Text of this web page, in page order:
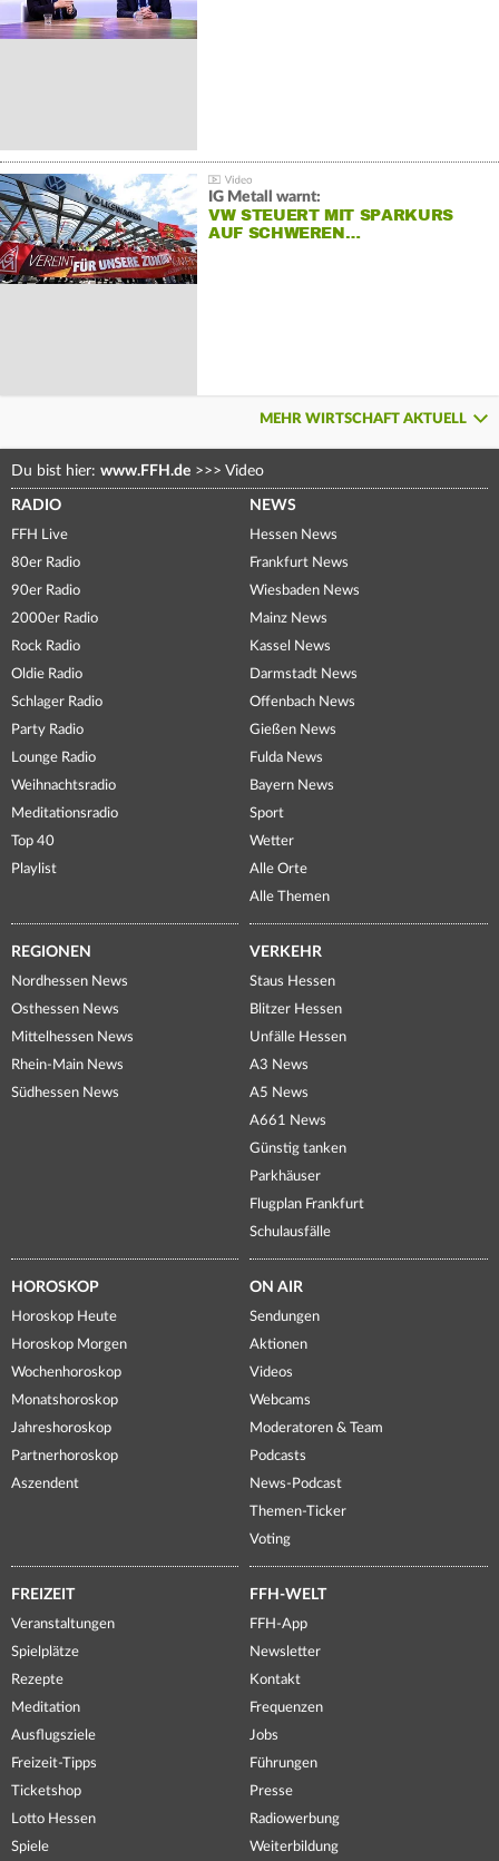
IG Metall warnt:
VW STEUERT MIT SPARKURS
AUF SCHWEREN…
MEHR WIRTSCHAFT AKTUELL
Du bist hier: www.FFH.de >>> Video
RADIO
FFH Live
80er Radio
90er Radio
2000er Radio
Rock Radio
Oldie Radio
Schlager Radio
Party Radio
Lounge Radio
Weihnachtsradio
Meditationsradio
Top 40
Playlist
NEWS
Hessen News
Frankfurt News
Wiesbaden News
Mainz News
Kassel News
Darmstadt News
Offenbach News
Gießen News
Fulda News
Bayern News
Sport
Wetter
Alle Orte
Alle Themen
REGIONEN
Nordhessen News
Osthessen News
Mittelhessen News
Rhein-Main News
Südhessen News
VERKEHR
Staus Hessen
Blitzer Hessen
Unfälle Hessen
A3 News
A5 News
A661 News
Günstig tanken
Parkhäuser
Flugplan Frankfurt
Schulausfälle
HOROSKOP
Horoskop Heute
Horoskop Morgen
Wochenhoroskop
Monatshoroskop
Jahreshoroskop
Partnerhoroskop
Aszendent
ON AIR
Sendungen
Aktionen
Videos
Webcams
Moderatoren & Team
Podcasts
News-Podcast
Themen-Ticker
Voting
FREIZEIT
Veranstaltungen
Spielplätze
Rezepte
Meditation
Ausflugsziele
Freizeit-Tipps
Ticketshop
Lotto Hessen
Spiele
FFH-WELT
FFH-App
Newsletter
Kontakt
Frequenzen
Jobs
Führungen
Presse
Radiowerbung
Weiterbildung